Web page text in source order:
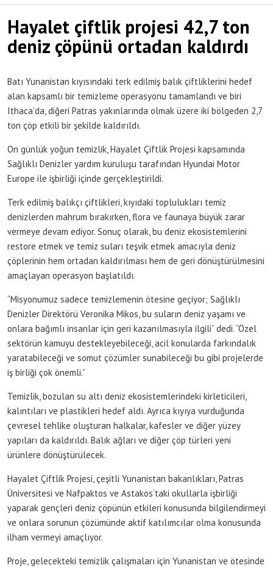
Hayalet çiftlik projesi 42,7 ton
deniz çöpünü ortadan kaldırdı
Batı Yunanistan kıyısındaki terk edilmiş balık çiftliklerini hedef
alan kapsamlı bir temizleme operasyonu tamamlandı ve biri
Ithaca’da, diğeri Patras yakınlarında olmak üzere iki bölgeden 2,7
ton çöp etkili bir şekilde kaldırıldı.
On günlük yoğun temizlik, Hayalet Çiftlik Projesi kapsamında
Sağlıklı Denizler yardım kuruluşu tarafından Hyundai Motor
Europe ile işbirliği içinde gerçekleştirildi.
Terk edilmiş balıkçı çiftlikleri, kıyıdaki toplulukları temiz
denizlerden mahrum bırakırken, flora ve faunaya büyük zarar
vermeye devam ediyor. Sonuç olarak, bu deniz ekosistemlerini
restore etmek ve temiz suları teşvik etmek amacıyla deniz
çöplerinin hem ortadan kaldırılması hem de geri dönüştürülmesini
amaçlayan operasyon başlatıldı.
“Misyonumuz sadece temizlemenin ötesine geçiyor; Sağlıklı
Denizler Direktörü Veronika Mikos, bu suların deniz yaşamı ve
onlara bağımlı insanlar için geri kazanılmasıyla ilgili” dedi. “Özel
sektörün kamuyu destekleyebileceği, acil konularda farkındalık
yaratabileceği ve somut çözümler sunabileceği bu gibi projelerde
iş birliği çok önemli.”
Temizlik, bozulan su altı deniz ekosistemlerindeki kirleticileri,
kalıntıları ve plastikleri hedef aldı. Ayrıca kıyıya vurduğunda
çevresel tehlike oluşturan halkalar, kafesler ve diğer yüzey
yapıları da kaldırıldı. Balık ağları ve diğer çöp türleri yeni
ürünlere dönüştürülecek.
Hayalet Çiftlik Projesi, çeşitli Yunanistan bakanlıkları, Patras
Üniversitesi ve Nafpaktos ve Astakos’taki okullarla işbirliği
yaparak gençleri deniz çöpünün etkileri konusunda bilgilendirmeyi
ve onlara sorunun çözümünde aktif katılımcılar olma konusunda
ilham vermeyi amaçlıyor.
Proje, gelecekteki temizlik çalışmaları için Yunanistan ve ötesinde